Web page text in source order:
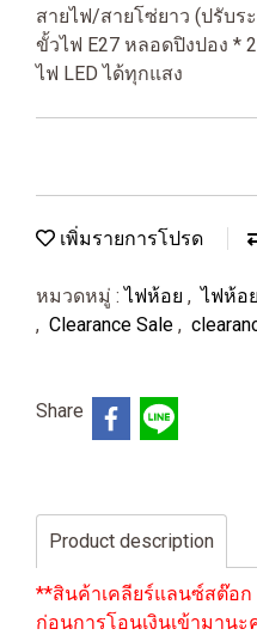
สายไฟ/สายโซ่ยาว (ปรับร
ขั้วไฟ E27 หลอดปิงปอง *
ไฟ LED ได้ทุกแสง
เพิ่มรายการโปรด
หมวดหมู่ :ไฟห้อย , ไฟห้อ
, Clearance Sale ,
Share
Product description
**สินค้าเคลียร์แลนซ์สต๊อ
ก่อนการโอนเงินเข้ามานะ